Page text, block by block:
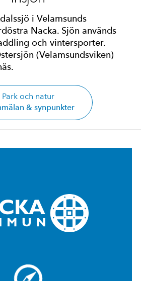
i Velamsunds
Nacka. Sjön används
och vintersporter.
(Velamsundsviken)
Park och natur
& synpunkter